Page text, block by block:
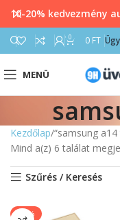
0 0 FT
MENÜ
Kezdőlap “samsung
Mind a(z) 6 találat
Szűrés / Keresés
-17%
10-20% kedvezmény